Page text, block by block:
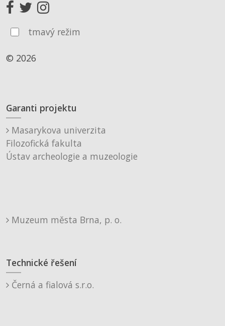
tmavý režim
© 2026
Garanti projektu
Masarykova univerzita
Filozofická fakulta
Ústav archeologie a muzeologie
Muzeum města Brna, p. o.
Technické řešení
Černá a fialová s.r.o.